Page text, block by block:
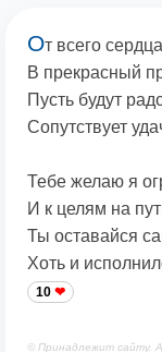
От всего
В прекрасный
Пусть будут
Сопутствует
Тебе желаю я
И к целям на
Ты оставайся
Хоть и
10
© Принадлежит сайту.